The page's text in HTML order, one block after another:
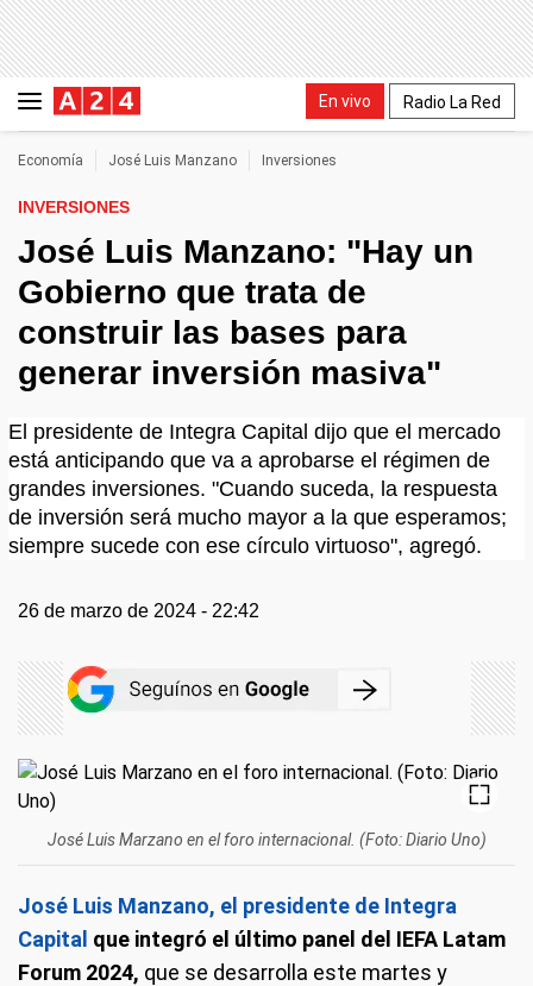
En vivo Radio La Red
Economía José Luis Manzano Inversiones
INVERSIONES
José Luis Manzano: "Hay un
Gobierno que trata de
construir las bases para
generar inversión masiva"
El presidente de Integra Capital dijo que el mercado
está anticipando que va a aprobarse el régimen de
grandes inversiones. "Cuando suceda, la respuesta
de inversión será mucho mayor a la que esperamos;
siempre sucede con ese círculo virtuoso", agregó.
26 de marzo de 2024 - 22:42
José Luis Marzano en el foro internacional. (Foto: Diario Uno)
José Luis Manzano, el presidente de Integra
Capital que integró el último panel del IEFA Latam
Forum 2024, que se desarrolla este martes y